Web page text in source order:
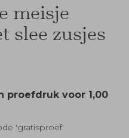
meisje
slee zusjes
proefdruk voor 1,00
'gratisproef'